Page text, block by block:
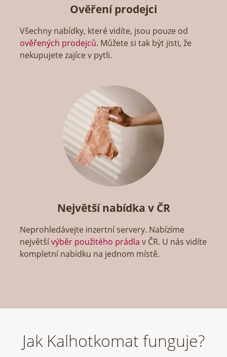
Ověření prodejci
Všechny nabídky, které vidíte, jsou pouze od
ověřených prodejců. Můžete si tak být jisti, že
nekupujete zajíce v pytli.
Největší nabídka v ČR
Neprohledávejte inzertní servery. Nabízíme
největšívýběr použitého prádla v ČR. U nás vidíte
kompletní nabídku na jednom místě.
Jak Kalhotkomat funguje?